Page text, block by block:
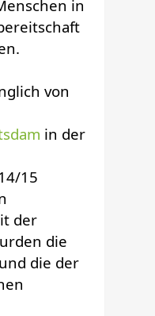
in
von
in der
15
der
die
die der